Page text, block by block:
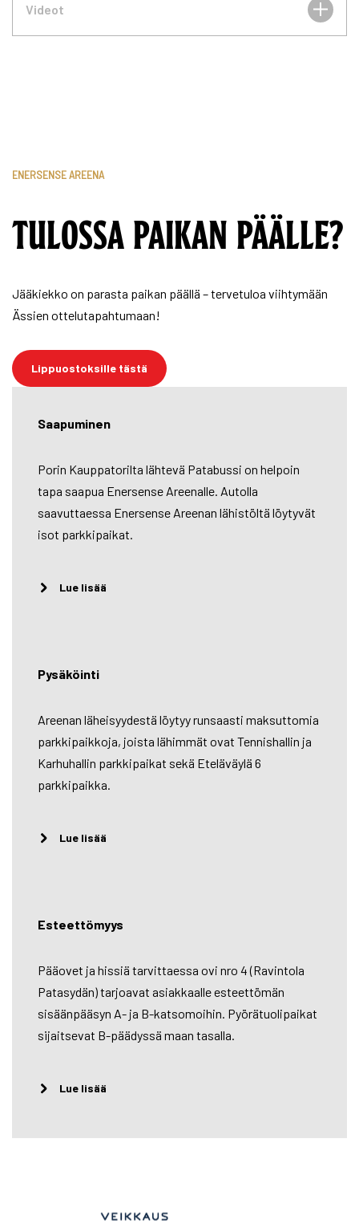
Videot
ENERSENSE AREENA
TULOSSA PAIKAN PÄÄLLE?
Jääkiekko on parasta paikan päällä – tervetuloa viihtymään
Ässien ottelutapahtumaan!
Lippuostoksille tästä
Saapuminen
Porin Kauppatorilta lähtevä Patabussi on helpoin
tapa saapua Enersense Areenalle. Autolla
saavuttaessa Enersense Areenan lähistöltä löytyvät
isot parkkipaikat.
Lue lisää
Pysäköinti
Areenan läheisyydestä löytyy runsaasti maksuttomia
parkkipaikkoja, joista lähimmät ovat Tennishallin ja
Karhuhallin parkkipaikat sekä Eteläväylä 6
parkkipaikka.
Lue lisää
Esteettömyys
Pääovet ja hissiä tarvittaessa ovi nro 4 (Ravintola
Patasydän) tarjoavat asiakkaalle esteettömän
sisäänpääsyn A- ja B-katsomoihin. Pyörätuolipaikat
sijaitsevat B-päädyssä maan tasalla.
Lue lisää